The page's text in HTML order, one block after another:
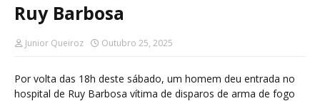
Ruy Barbosa
Junior Queiroz Outubro 25, 2025
Por volta das 18h deste sábado, um homem deu entrada no
hospital de Ruy Barbosa vítima de disparos de arma de fogo